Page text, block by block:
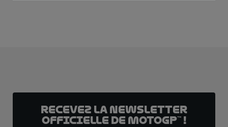
Recevez la Newsletter
officielle de MotoGP™ !